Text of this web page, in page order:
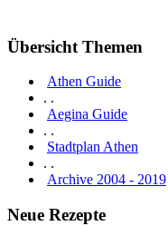
Übersicht Themen
Athen Guide
. .
Aegina Guide
. .
Stadtplan Athen
. .
Archive 2004 - 2019
Neue Rezepte